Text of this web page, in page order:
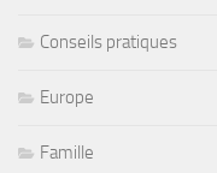
Conseils pratiques
Europe
Famille